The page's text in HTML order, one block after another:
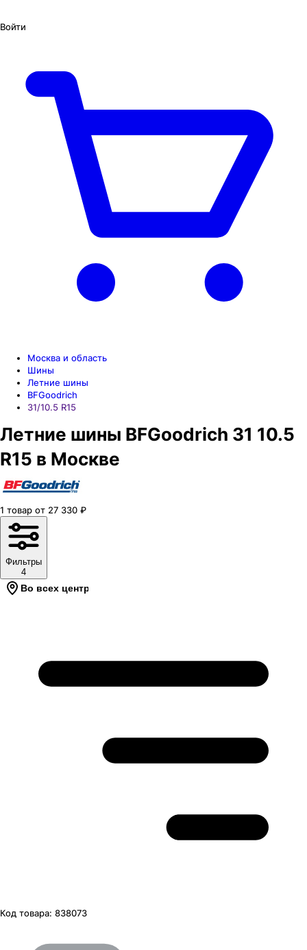
Войти
Москва и область
Шины
Летние шины
BFGoodrich
31/10.5 R15
Летние шины BFGoodrich 31 10.5
R15 в Москве
1 товар от 27 330 ₽
Фильтры
4
Во всех центрах
Код товара: 838073